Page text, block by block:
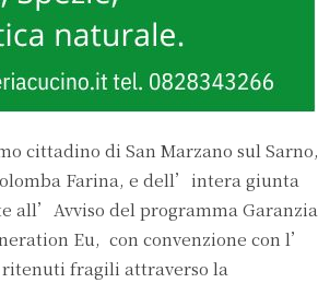
cittadino di San Marzano sul Sarno,
Farina, e dell’intera giunta
all’Avviso del programma Garanzia
Eu, con convenzione con l’
fragili attraverso la